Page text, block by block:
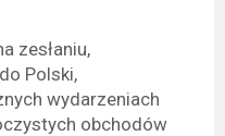
zesłaniu,
Polski,
wydarzeniach
obchodów